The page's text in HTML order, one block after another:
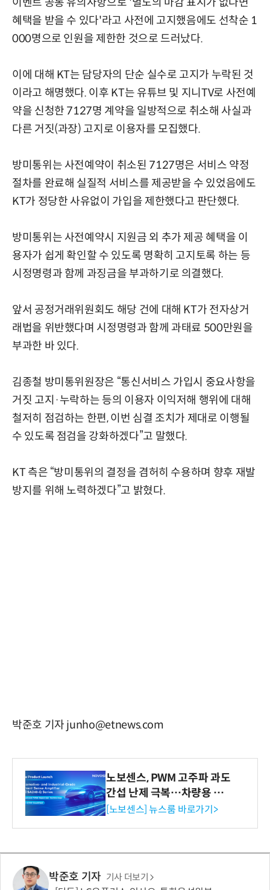
혜택을 받을 수 있다'라고 사전에 고지했음에도 선착순 1
000명으로 인원을 제한한 것으로 드러났다.
이에 대해 KT는 담당자의 단순 실수로 고지가 누락된 것
이라고 해명했다. 이후 KT는 유튜브 및 지니TV로 사전예
약을 신청한 7127명 계약을 일방적으로 취소해 사실과
다른 거짓(과장) 고지로 이용자를 모집했다.
방미통위는 사전예약이 취소된 7127명은 서비스 약정
절차를 완료해 실질적 서비스를 제공받을 수 있었음에도
KT가 정당한 사유없이 가입을 제한했다고 판단했다.
방미통위는 사전예약시 지원금 외 추가 제공 혜택을 이
용자가 쉽게 확인할 수 있도록 명확히 고지토록 하는 등
시정명령과 함께 과징금을 부과하기로 의결했다.
앞서 공정거래위원회도 해당 건에 대해 KT가 전자상거
래법을 위반했다며 시정명령과 함께 과태료 500만원을
부과한 바 있다.
김종철 방미통위원장은 “통신서비스 가입시 중요사항을
거짓 고지·누락하는 등의 이용자 이익저해 행위에 대해
철저히 점검하는 한편, 이번 심결 조치가 제대로 이행될
수 있도록 점검을 강화하겠다”고 말했다.
KT 측은 “방미통위의 결정을 겸허히 수용하며 향후 재발
방지를 위해 노력하겠다”고 밝혔다.
박준호 기자 junho@etnews.com
노보센스, PWM 고주파 과도
간섭 난제 극복…차량용 전
류 감지 증폭기
[노보센스] 뉴스룸 바로가기>
박준호 기자 기사 더보기